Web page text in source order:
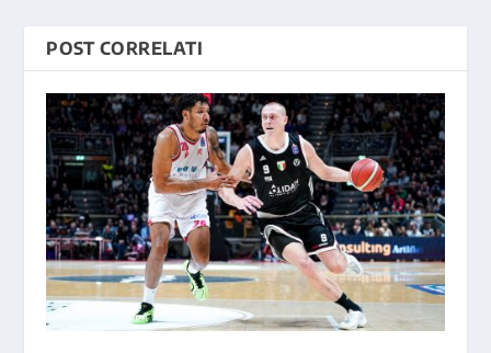
POST CORRELATI